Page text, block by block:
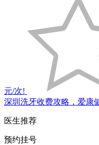
元/次!
深圳洗牙收费攻略，爱康
医生推荐
预约挂号